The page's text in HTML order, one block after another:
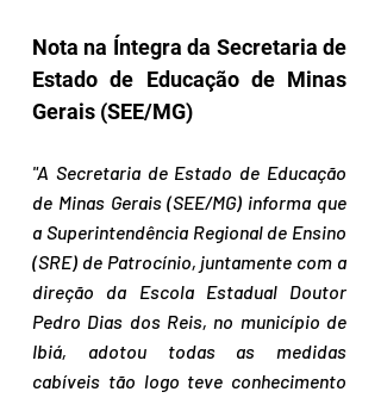
Nota na Íntegra da Secretaria de
Estado de Educação de Minas
Gerais (SEE/MG)
"A Secretaria de Estado de Educação
de Minas Gerais (SEE/MG) informa que
a Superintendência Regional de Ensino
(SRE) de Patrocínio, juntamente com a
direção da Escola Estadual Doutor
Pedro Dias dos Reis, no município de
Ibiá, adotou todas as medidas
cabíveis tão logo teve conhecimento